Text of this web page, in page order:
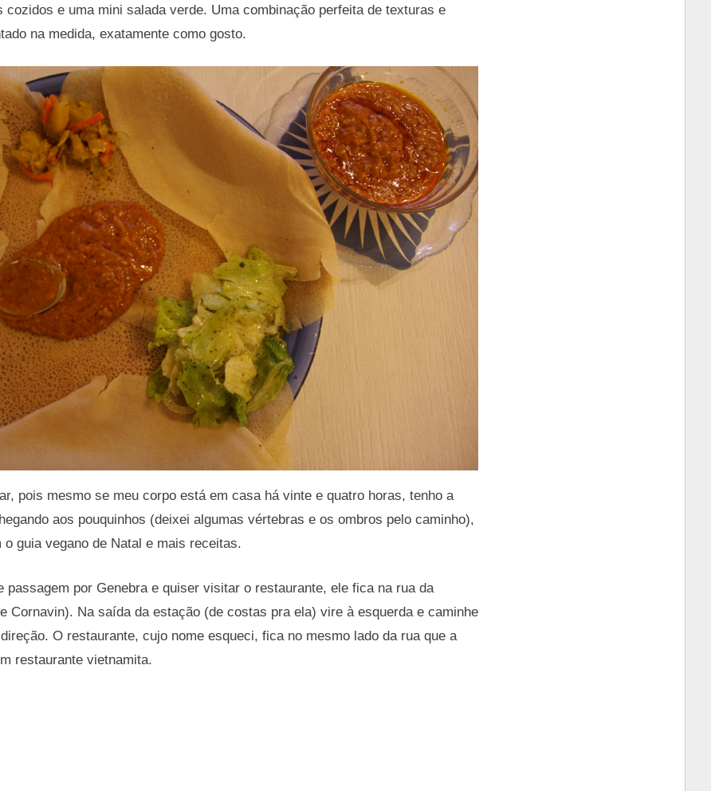
cozidos e uma mini salada verde. Uma combinação perfeita de texturas e
na medida, exatamente como gosto.
pois mesmo se meu corpo está em casa há vinte e quatro horas, tenho a
aos pouquinhos (deixei algumas vértebras e os ombros pelo caminho),
guia vegano de Natal e mais receitas.
passagem por Genebra e quiser visitar o restaurante, ele fica na rua da
Cornavin). Na saída da estação (de costas pra ela) vire à esquerda e caminhe
O restaurante, cujo nome esqueci, fica no mesmo lado da rua que a
restaurante vietnamita.